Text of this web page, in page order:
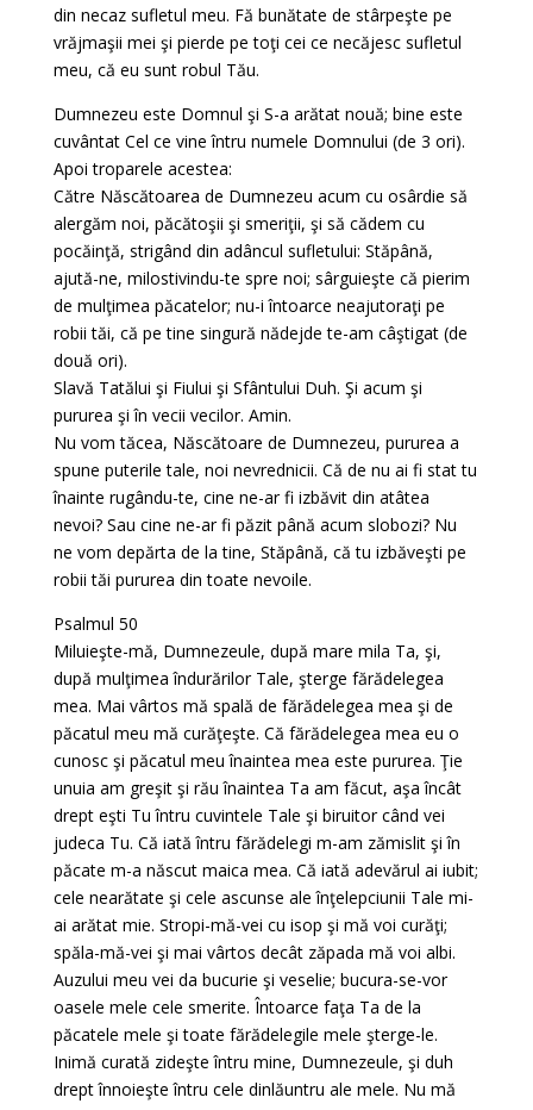
din necaz sufletul meu. Fă bunătate de stârpeşte pe
vrăjmaşii mei şi pierde pe toţi cei ce necăjesc sufletul
meu, că eu sunt robul Tău.
Dumnezeu este Domnul şi S-a arătat nouă; bine este
cuvântat Cel ce vine întru numele Domnului (de 3 ori).
Apoi troparele acestea:
Către Născătoarea de Dumnezeu acum cu osârdie să
alergăm noi, păcătoşii şi smeriţii, şi să cădem cu
pocăinţă, strigând din adâncul sufletului: Stăpână,
ajută-ne, milostivindu-te spre noi; sârguieşte că pierim
de mulţimea păcatelor; nu-i întoarce neajutoraţi pe
robii tăi, că pe tine singură nădejde te-am câştigat (de
două ori).
Slavă Tatălui şi Fiului şi Sfântului Duh. Şi acum şi
pururea şi în vecii vecilor. Amin.
Nu vom tăcea, Născătoare de Dumnezeu, pururea a
spune puterile tale, noi nevrednicii. Că de nu ai fi stat tu
înainte rugându-te, cine ne-ar fi izbăvit din atâtea
nevoi? Sau cine ne-ar fi păzit până acum slobozi? Nu
ne vom depărta de la tine, Stăpână, că tu izbăveşti pe
robii tăi pururea din toate nevoile.
Psalmul 50
Miluieşte-mă, Dumnezeule, după mare mila Ta, şi,
după mulţimea îndurărilor Tale, şterge fărădelegea
mea. Mai vârtos mă spală de fărădelegea mea şi de
păcatul meu mă curăţeşte. Că fărădelegea mea eu o
cunosc şi păcatul meu înaintea mea este pururea. Ţie
unuia am greşit şi rău înaintea Ta am făcut, aşa încât
drept eşti Tu întru cuvintele Tale şi biruitor când vei
judeca Tu. Că iată întru fărădelegi m-am zămislit şi în
păcate m-a născut maica mea. Că iată adevărul ai iubit;
cele nearătate şi cele ascunse ale înţelepciunii Tale mi-
ai arătat mie. Stropi-mă-vei cu isop şi mă voi curăţi;
spăla-mă-vei şi mai vârtos decât zăpada mă voi albi.
Auzului meu vei da bucurie şi veselie; bucura-se-vor
oasele mele cele smerite. Întoarce faţa Ta de la
păcatele mele şi toate fărădelegile mele şterge-le.
Inimă curată zideşte întru mine, Dumnezeule, şi duh
drept înnoieşte întru cele dinlăuntru ale mele. Nu mă